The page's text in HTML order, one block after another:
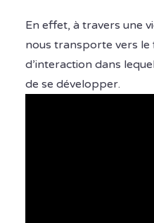
En effet, à travers une
nous transporte vers le
d’interaction dans
de se développer.